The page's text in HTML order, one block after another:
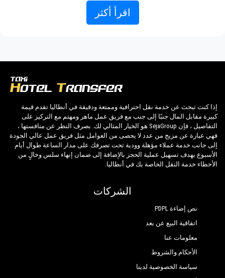
اكتشف جميع خدماتنا وأسعارنا. ماذا تنتظر ؟
خدمة احترافية للجميع ، وذلك بفضل أسعارنا الثابتة
والظروف الاقتصادية. عملاؤنا هم أولويتنا القصوى
وسوف يستفيدون من السيارات المجهزة بكل
وسائل الراحة والموظفين الذين يستحقون مهنتهم.
تتمتع شركتنا بسمعة ممتازة في مدينة أنطاليا بفضل
احترافية الخدمات المقدمة والخبرة المكتسبة في
هذا المجال على مدى سنوات.
نقدم أقصى درجات الراحة والدعم للعميل خلال
إجازاته إلى Konakli.
يتحدث جميع سائقينا اللغة الإنجليزية ويقدمون
لضيوفنا أقصى درجات الود والاحتراف ويخضعون
كل عام لضوابط مستمرة من أجل ملاءمة التوظيف.
احترامًا لما يتطلبه قانون التشريع الوطني الذي
Grand Kolibri Prestige
Atlas Beach Hotel
Beach Club Doganay
Bera Hotel Alanya
Caretta Relax Hotel
Club Dizalya Hotel
Club Hotel Anjeliq
Club Hotel Mirabell
اقرأ أكثر
إذا كنت تبحث عن خدمة نقل احترافية وممتعة ودقيقة في أنطاليا تقدم قيمة
كبيرة مقابل المال جنبًا إلى جنب مع فريق عمل ماهر ومهتم مع التركيز على
التفاصيل ، فإن SejaGroup هو الخيار المثالي لك. بصرف النظر عن منافستها ،
فهي عبارة عن مزيج من عدد لا يحصى من العوامل مثل فريق عمل عالي الجودة
إلى جانب خدمة عملاء مؤهلة وودية تحت تصرفك على مدار الساعة طوال أيام
الأسبوع بهدف تسهيل عملية الحجز بالإضافة إلى ضمان إنهاء سلس وخالٍ من
الأخطاء خدمة النقل الخاصة بك في أنطاليا.
الشركات
نص إضاءة PDPL
اتفاقية البيع عن بعد
معلومات عنا
الأحكام والشروط
سياسة الخصوصية لدينا